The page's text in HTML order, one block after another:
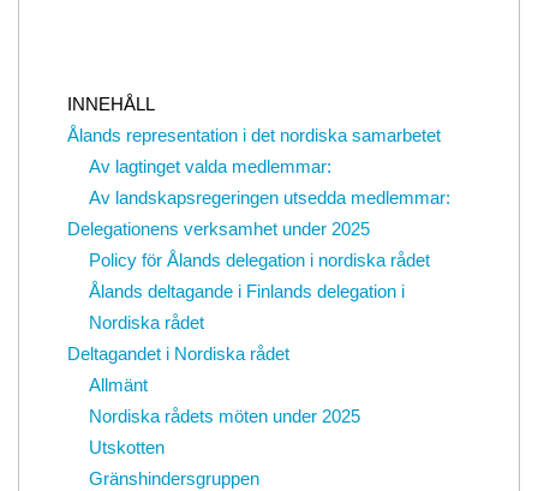
INNEHÅLL
Ålands representation i det nordiska samarbetet
Av lagtinget valda medlemmar:
Av landskapsregeringen utsedda medlemmar:
Delegationens verksamhet under 2025
Policy för Ålands delegation i nordiska rådet
Ålands deltagande i Finlands delegation i
Nordiska rådet
Deltagandet i Nordiska rådet
Allmänt
Nordiska rådets möten under 2025
Utskotten
Gränshindersgruppen